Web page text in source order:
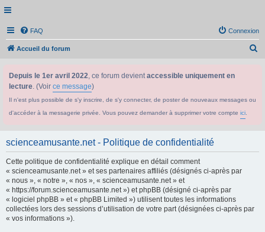
FAQ Connexion
Accueil du forum
Depuis le 1er avril 2022, ce forum devientaccessible uniquement en
lecture. (Voir ce message)
Il n'est plus possible de s'y inscrire, de s'y connecter, de poster de nouveaux messages ou
d'accéder à la messagerie privée. Vous pouvez demander à supprimer votre compte ici
scienceamusante.net - Politique de confidentialité
Cette politique de confidentialité explique en détail comment
« scienceamusante.net » et ses partenaires affiliés (désignés ci-après par
« nous », « notre », « nos », « scienceamusante.net » et
« https://forum.scienceamusante.net ») et phpBB (désigné ci-après par
« logiciel phpBB » et « phpBB Limited ») utilisent toutes les informations
collectées lors des sessions d’utilisation de votre part (désignées ci-après par
« vos informations »).